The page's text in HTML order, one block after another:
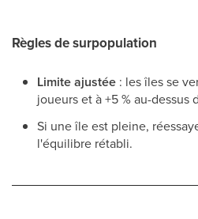
Règles de surpopulation
Limite ajustée : les îles se
joueurs et à +5 % au-dessus
Si une île est pleine,
l'équilibre rétabli.